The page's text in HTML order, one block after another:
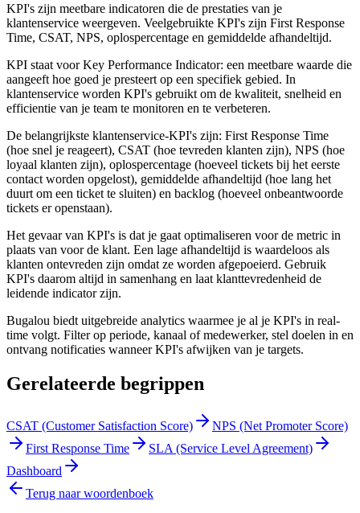
KPI's zijn meetbare indicatoren die de prestaties van je
klantenservice weergeven. Veelgebruikte KPI's zijn First Response
Time, CSAT, NPS, oplospercentage en gemiddelde afhandeltijd.
KPI staat voor Key Performance Indicator: een meetbare waarde die
aangeeft hoe goed je presteert op een specifiek gebied. In
klantenservice worden KPI's gebruikt om de kwaliteit, snelheid en
efficientie van je team te monitoren en te verbeteren.
De belangrijkste klantenservice-KPI's zijn: First Response Time
(hoe snel je reageert), CSAT (hoe tevreden klanten zijn), NPS (hoe
loyaal klanten zijn), oplospercentage (hoeveel tickets bij het eerste
contact worden opgelost), gemiddelde afhandeltijd (hoe lang het
duurt om een ticket te sluiten) en backlog (hoeveel onbeantwoorde
tickets er openstaan).
Het gevaar van KPI's is dat je gaat optimaliseren voor de metric in
plaats van voor de klant. Een lage afhandeltijd is waardeloos als
klanten ontevreden zijn omdat ze worden afgepoeierd. Gebruik
KPI's daarom altijd in samenhang en laat klanttevredenheid de
leidende indicator zijn.
Bugalou biedt uitgebreide analytics waarmee je al je KPI's in real-
time volgt. Filter op periode, kanaal of medewerker, stel doelen in en
ontvang notificaties wanneer KPI's afwijken van je targets.
Gerelateerde begrippen
CSAT (Customer Satisfaction Score)
NPS (Net Promoter Score)
First Response Time
SLA (Service Level Agreement)
Dashboard
Terug naar woordenboek